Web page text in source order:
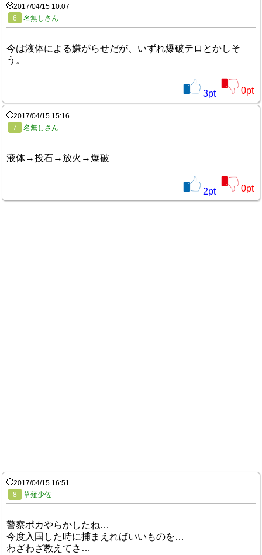
2017/04/15 10:07
6
名無しさん
今は液体による嫌がらせだが、いずれ爆破テロとかしそ
う。
3pt 0pt
2017/04/15 15:16
7
名無しさん
液体→投石→放火→爆破
2pt 0pt
2017/04/15 16:51
8
草薙少佐
警察ポカやらかしたね…
今度入国した時に捕まえればいいものを…
わざわざ教えてさ…